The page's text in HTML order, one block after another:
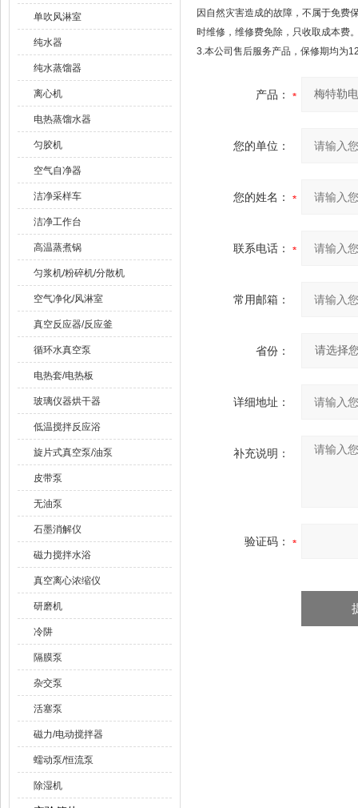
单吹风淋室
纯水器
纯水蒸馏器
离心机
电热蒸馏水器
匀胶机
空气自净器
洁净采样车
洁净工作台
高温蒸煮锅
匀浆机/粉碎机/分散机
空气净化/风淋室
真空反应器/反应釜
循环水真空泵
电热套/电热板
玻璃仪器烘干器
低温搅拌反应浴
旋片式真空泵/油泵
皮带泵
无油泵
石墨消解仪
磁力搅拌水浴
真空离心浓缩仪
研磨机
冷阱
隔膜泵
杂交泵
活塞泵
磁力/电动搅拌器
蠕动泵/恒流泵
除湿机
因自然灾害造成的故障，不属于免费
时维修，维修费免除，只收取成本费
3.本公司售后服务产品，保修期均为
产品：
您的单位：
您的姓名：
联系电话：
常用邮箱：
省份：
详细地址：
补充说明：
验证码：